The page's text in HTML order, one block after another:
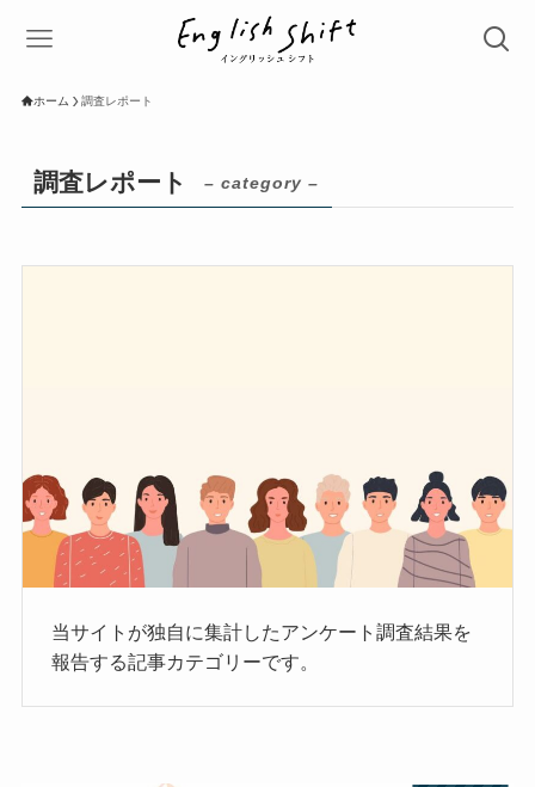
ホーム 調査レポート
調査レポート – category –
当サイトが独自に集計したアンケート調査結果を
報告する記事カテゴリーです。